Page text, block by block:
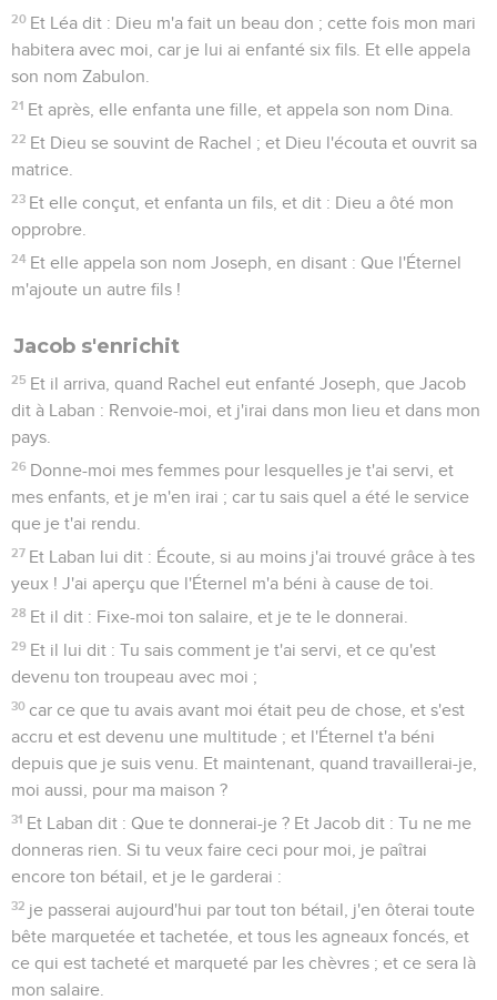
20 Et Léa dit : Dieu m'a fait un beau don ; cette fois mon mari
habitera avec moi, car je lui ai enfanté six fils. Et elle appela
son nom Zabulon.
21 Et après, elle enfanta une fille, et appela son nom Dina.
22 Et Dieu se souvint de Rachel ; et Dieu l'écouta et ouvrit sa
matrice.
23 Et elle conçut, et enfanta un fils, et dit : Dieu a ôté mon
opprobre.
24 Et elle appela son nom Joseph, en disant : Que l'Éternel
m'ajoute un autre fils !
Jacob s'enrichit
25 Et il arriva, quand Rachel eut enfanté Joseph, que Jacob
dit à Laban : Renvoie-moi, et j'irai dans mon lieu et dans mon
pays.
26 Donne-moi mes femmes pour lesquelles je t'ai servi, et
mes enfants, et je m'en irai ; car tu sais quel a été le service
que je t'ai rendu.
27 Et Laban lui dit : Écoute, si au moins j'ai trouvé grâce à tes
yeux ! J'ai aperçu que l'Éternel m'a béni à cause de toi.
28 Et il dit : Fixe-moi ton salaire, et je te le donnerai.
29 Et il lui dit : Tu sais comment je t'ai servi, et ce qu'est
devenu ton troupeau avec moi ;
30 car ce que tu avais avant moi était peu de chose, et s'est
accru et est devenu une multitude ; et l'Éternel t'a béni
depuis que je suis venu. Et maintenant, quand travaillerai-je,
moi aussi, pour ma maison ?
31 Et Laban dit : Que te donnerai-je ? Et Jacob dit : Tu ne me
donneras rien. Si tu veux faire ceci pour moi, je paîtrai
encore ton bétail, et je le garderai :
32 je passerai aujourd'hui par tout ton bétail, j'en ôterai toute
bête marquetée et tachetée, et tous les agneaux foncés, et
ce qui est tacheté et marqueté par les chèvres ; et ce sera là
mon salaire.